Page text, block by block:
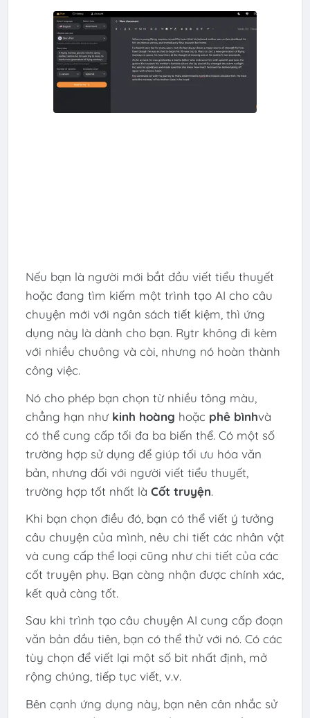
Nếu bạn là người mới bắt đầu viết tiểu thuyết
hoặc đang tìm kiếm một trình tạo AI cho câu
chuyện mới với ngân sách tiết kiệm, thì ứng
dụng này là dành cho bạn. Rytr không đi kèm
với nhiều chuông và còi, nhưng nó hoàn thành
công việc.
Nó cho phép bạn chọn từ nhiều tông màu,
chẳng hạn như kinh hoàng hoặc phê bìnhvà
có thể cung cấp tối đa ba biến thể. Có một số
trường hợp sử dụng để giúp tối ưu hóa văn
bản, nhưng đối với người viết tiểu thuyết,
trường hợp tốt nhất là Cốt truyện.
Khi bạn chọn điều đó, bạn có thể viết ý tưởng
câu chuyện của mình, nêu chi tiết các nhân vật
và cung cấp thể loại cũng như chi tiết của các
cốt truyện phụ. Bạn càng nhận được chính xác,
kết quả càng tốt.
Sau khi trình tạo câu chuyện AI cung cấp đoạn
văn bản đầu tiên, bạn có thể thử với nó. Có các
tùy chọn để viết lại một số bit nhất định, mở
rộng chúng, tiếp tục viết, v.v.
Bên cạnh ứng dụng này, bạn nên cân nhắc sử